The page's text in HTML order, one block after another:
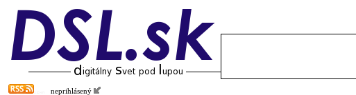
neprihlásený